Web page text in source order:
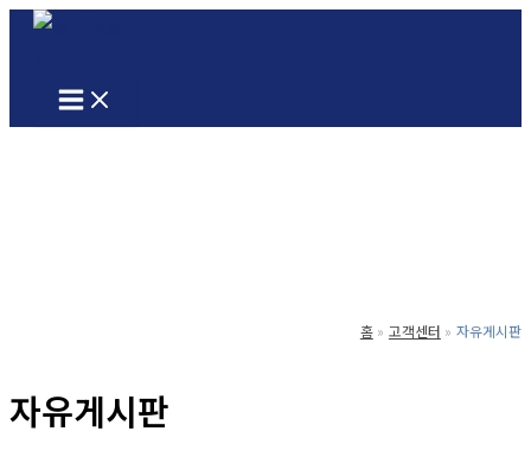
로
홈 고객센터 자유게시판
자유게시판